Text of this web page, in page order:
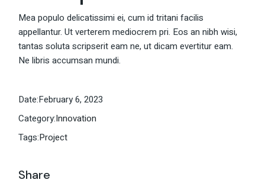
Mea populo delicatissimi ei, cum id tritani facilis
appellantur. Ut verterem mediocrem pri. Eos an nibh wisi,
tantas soluta scripserit eam ne, ut dicam evertitur eam.
Ne libris accumsan mundi.
Date:February 6, 2023
Category:Innovation
Tags:Project
Share